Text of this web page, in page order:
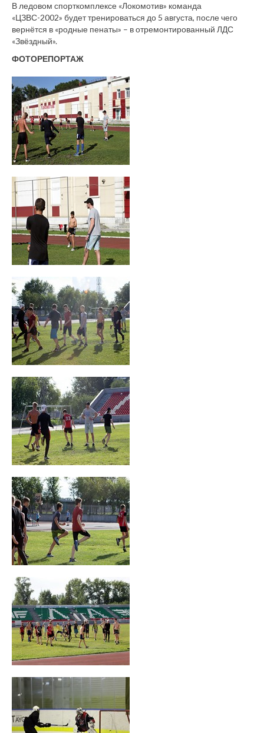
В ледовом спорткомплексе «Локомотив» команда
«ЦЗВС-2002» будет тренироваться до 5 августа, после чего
вернётся в «родные пенаты» – в отремонтированный ЛДС
«Звёздный».
ФОТОРЕПОРТАЖ